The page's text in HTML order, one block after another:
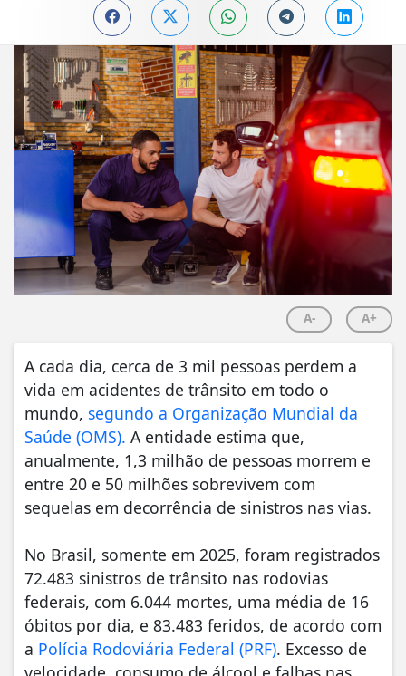
A- A+
A cada dia, cerca de 3 mil pessoas perdem a
vida em acidentes de trânsito em todo o
mundo, segundo a Organização Mundial da
Saúde (OMS). A entidade estima que,
anualmente, 1,3 milhão de pessoas morrem e
entre 20 e 50 milhões sobrevivem com
sequelas em decorrência de sinistros nas vias.
No Brasil, somente em 2025, foram registrados
72.483 sinistros de trânsito nas rodovias
federais, com 6.044 mortes, uma média de 16
óbitos por dia, e 83.483 feridos, de acordo com
a Polícia Rodoviária Federal (PRF). Excesso de